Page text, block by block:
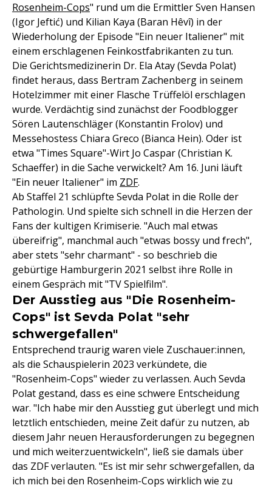
Rosenheim-Cops" rund um die Ermittler Sven Hansen
(Igor Jeftić) und Kilian Kaya (Baran Hêvî) in der
Wiederholung der Episode "Ein neuer Italiener" mit
einem erschlagenen Feinkostfabrikanten zu tun.
Die Gerichtsmedizinerin Dr. Ela Atay (Sevda Polat)
findet heraus, dass Bertram Zachenberg in seinem
Hotelzimmer mit einer Flasche Trüffelöl erschlagen
wurde. Verdächtig sind zunächst der Foodblogger
Sören Lautenschläger (Konstantin Frolov) und
Messehostess Chiara Greco (Bianca Hein). Oder ist
etwa "Times Square"-Wirt Jo Caspar (Christian K.
Schaeffer) in die Sache verwickelt? Am 16. Juni läuft
"Ein neuer Italiener" im ZDF.
Ab Staffel 21 schlüpfte Sevda Polat in die Rolle der
Pathologin. Und spielte sich schnell in die Herzen der
Fans der kultigen Krimiserie. "Auch mal etwas
übereifrig", manchmal auch "etwas bossy und frech",
aber stets "sehr charmant" - so beschrieb die
gebürtige Hamburgerin 2021 selbst ihre Rolle in
einem Gespräch mit "TV Spielfilm".
Der Ausstieg aus "Die Rosenheim-
Cops" ist Sevda Polat "sehr
schwergefallen"
Entsprechend traurig waren viele Zuschauer:innen,
als die Schauspielerin 2023 verkündete, die
"Rosenheim-Cops" wieder zu verlassen. Auch Sevda
Polat gestand, dass es eine schwere Entscheidung
war. "Ich habe mir den Ausstieg gut überlegt und mich
letztlich entschieden, meine Zeit dafür zu nutzen, ab
diesem Jahr neuen Herausforderungen zu begegnen
und mich weiterzuentwickeln", ließ sie damals über
das ZDF verlauten. "Es ist mir sehr schwergefallen, da
ich mich bei den Rosenheim-Cops wirklich wie zu